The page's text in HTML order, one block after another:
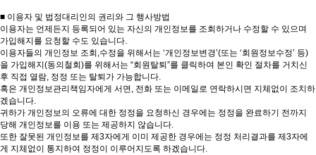
■ 이용자 및 법정대리인의 권리와 그 행사방법
이용자는 언제든지 등록되어 있는 자신의 개인정보를 조회하거나 수정할 수 있으며
가입해지를 요청할 수도 있습니다.
이용자들의 개인정보 조회,수정을 위해서는 ‘개인정보변경’(또는 ‘회원정보수정’ 등)
을 가입해지(동의철회)를 위해서는 “회원탈퇴”를 클릭하여 본인 확인 절차를 거치신
후 직접 열람, 정정 또는 탈퇴가 가능합니다.
혹은 개인정보관리책임자에게 서면, 전화 또는 이메일로 연락하시면 지체없이 조치하
겠습니다.
귀하가 개인정보의 오류에 대한 정정을 요청하신 경우에는 정정을 완료하기 전까지
당해 개인정보를 이용 또는 제공하지 않습니다.
또한 잘못된 개인정보를 제3자에게 이미 제공한 경우에는 정정 처리결과를 제3자에
게 지체없이 통지하여 정정이 이루어지도록 하겠습니다.